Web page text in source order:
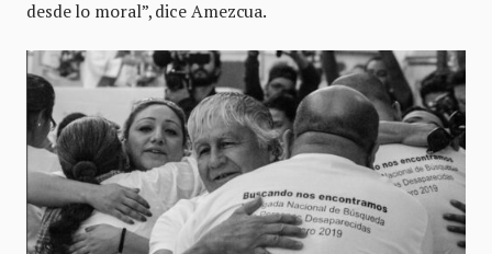
desde lo moral”, dice Amezcua.